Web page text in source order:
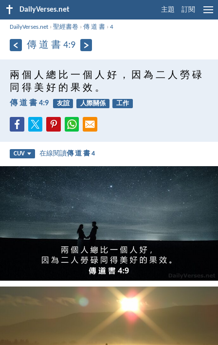
DailyVerses.net 主題 訂閱
DailyVerses.net ›聖經書卷 ›傳 道 書 ›4
傳 道 書 4:9
兩 個 人 總 比 一 個 人 好 ， 因 為 二 人 勞 碌
同 得 美 好 的 果 效 。
傳 道 書 4:9 友誼 人際關係 工作
CUV 在線閱讀傳 道 書 4